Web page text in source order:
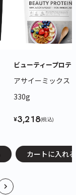
ビューティープロテ
アサイーミックス
330g
¥3,218(税込)
カートに入れる